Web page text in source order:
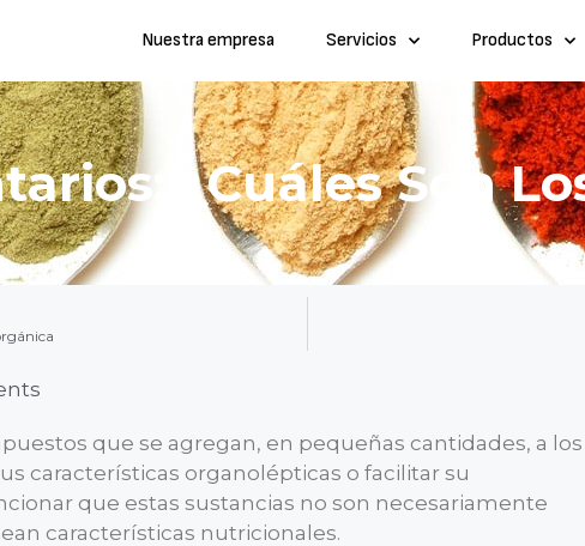
Nuestra empresa Servicios Productos
¿Cuáles Son
que se agregan, en pequeñas cantidades, a los
características organolépticas o facilitar su
que estas sustancias no son necesariamente
características nutricionales.